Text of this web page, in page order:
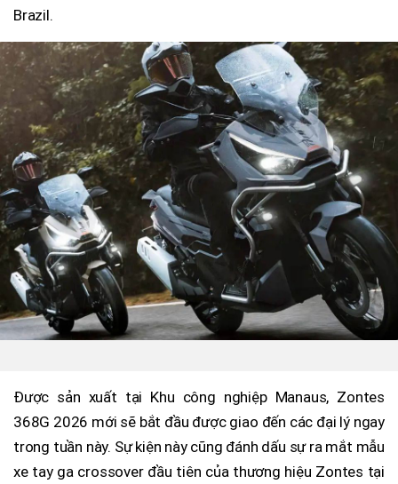
Brazil.
Được sản xuất tại Khu công nghiệp Manaus, Zontes
368G 2026 mới sẽ bắt đầu được giao đến các đại lý ngay
trong tuần này. Sự kiện này cũng đánh dấu sự ra mắt mẫu
xe tay ga crossover đầu tiên của thương hiệu Zontes tại